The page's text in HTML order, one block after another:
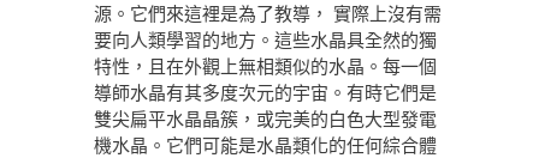
源。它們來這裡是為了教導， 實際上沒有需
要向人類學習的地方。這些水晶具全然的獨
特性，且在外觀上無相類似的水晶。每一個
導師水晶有其多度次元的宇宙。有時它們是
雙尖扁平水晶晶簇，或完美的白色大型發電
機水晶。它們可能是水晶類化的任何綜合體